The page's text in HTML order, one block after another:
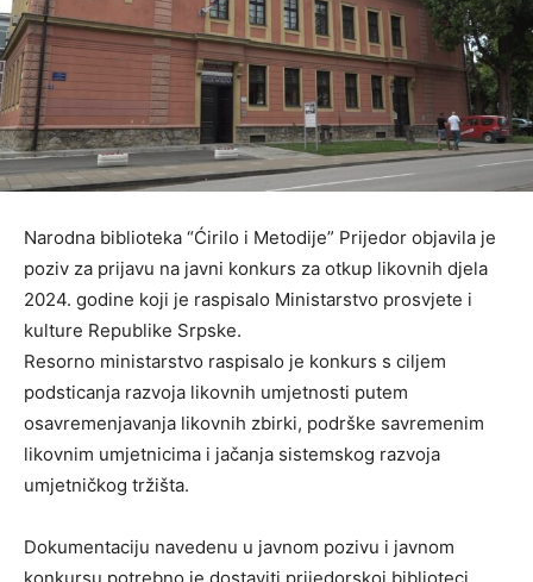
Narodna biblioteka “Ćirilo i Metodije” Prijedor objavila je
poziv za prijavu na javni konkurs za otkup likovnih djela
2024. godine koji je raspisalo Ministarstvo prosvjete i
kulture Republike Srpske.
Resorno ministarstvo raspisalo je konkurs s ciljem
podsticanja razvoja likovnih umjetnosti putem
osavremenjavanja likovnih zbirki, podrške savremenim
likovnim umjetnicima i jačanja sistemskog razvoja
umjetničkog tržišta.
Dokumentaciju navedenu u javnom pozivu i javnom